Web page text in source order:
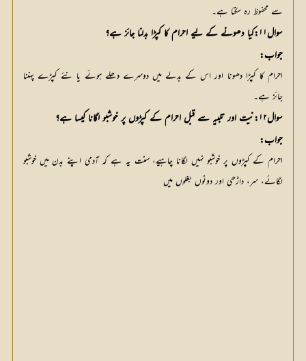
سے محفوظ رہ سکتا ہے۔
سوال۱۱:کیا دھونے کے لیے احرام کا کپڑا بدلنا جائز ہے؟
جواب:
احرام کا کپڑا دھونا اور اس کے بدلے میں دوسرے دھلے ہوئے یا نئے کپڑے پہننا
جائز ہے۔
سوال۱۲:نیت اور تلبیہ سے قبل احرام کے کپڑوں پر خوشبو لگانا کیسا ہے؟
جواب:
احرام کے کپڑوں پر خوشبو نہیں لگانا چاہیے، سنت یہ ہے کہ آدمی اپنے بدن میں خوشبو
لگائے، سر، داڑھی اور دونوں بغلوں میں